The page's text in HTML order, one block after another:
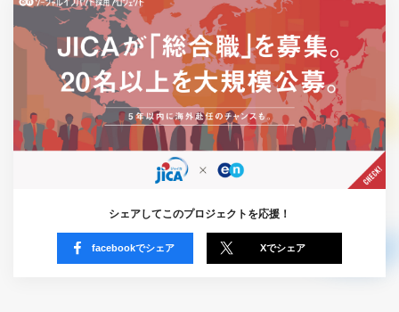
シェアしてこのプロジェクトを応援！
facebookでシェア Xでシェア